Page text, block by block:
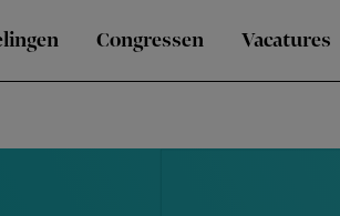
Congressen Vacatures